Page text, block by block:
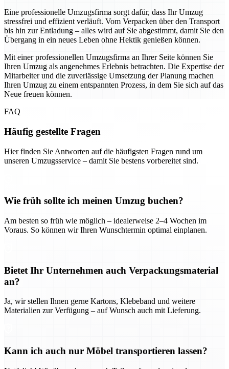
Eine professionelle Umzugsfirma sorgt dafür, dass Ihr Umzug
stressfrei und effizient verläuft. Vom Verpacken über den Transport
bis hin zur Entladung – alles wird auf Sie abgestimmt, damit Sie den
Übergang in ein neues Leben ohne Hektik genießen können.
Mit einer professionellen Umzugsfirma an Ihrer Seite können Sie
Ihren Umzug als angenehmes Erlebnis betrachten. Die Expertise der
Mitarbeiter und die zuverlässige Umsetzung der Planung machen
Ihren Umzug zu einem entspannten Prozess, in dem Sie sich auf das
Neue freuen können.
FAQ
Häufig gestellte Fragen
Hier finden Sie Antworten auf die häufigsten Fragen rund um
unseren Umzugsservice – damit Sie bestens vorbereitet sind.
Wie früh sollte ich meinen Umzug buchen?
Am besten so früh wie möglich – idealerweise 2–4 Wochen im
Voraus. So können wir Ihren Wunschtermin optimal einplanen.
Bietet Ihr Unternehmen auch Verpackungsmaterial
an?
Ja, wir stellen Ihnen gerne Kartons, Klebeband und weitere
Materialien zur Verfügung – auf Wunsch auch mit Lieferung.
Kann ich auch nur Möbel transportieren lassen?